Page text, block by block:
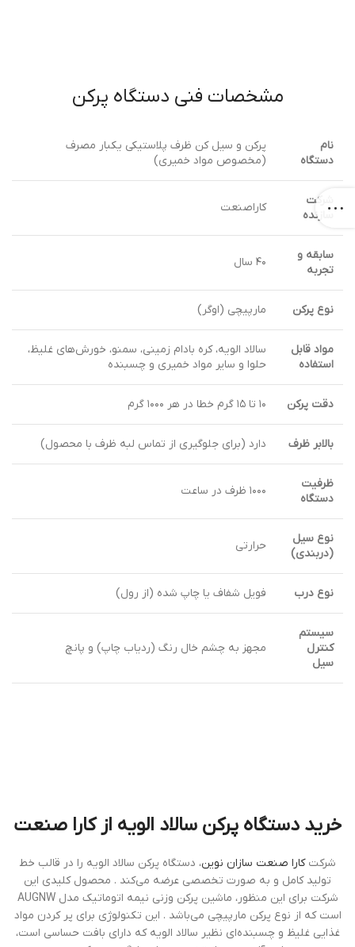
مشخصات فنی دستگاه پرکن
نام
دستگاه
پرکن و سیل کن ظرف پلاستیکی یکبار مصرف
(مخصوص مواد خمیری)
شرکت
سازنده
کاراصنعت
سابقه و
تجربه
۴۰ سال
نوع پرکن مارپیچی (اوگر)
مواد قابل
استفاده
سالاد الویه، کره بادام زمینی، سمنو، خورش‌های غلیظ،
حلوا و سایر مواد خمیری و چسبنده
دقت پرکن ۱۰ تا ۱۵ گرم خطا در هر ۱۰۰۰ گرم
بالابر ظرف دارد (برای جلوگیری از تماس لبه ظرف با محصول)
ظرفیت
دستگاه
۱۰۰۰ ظرف در ساعت
نوع سیل
(دربندی)
حرارتی
نوع درب فویل شفاف یا چاپ شده (از رول)
سیستم
کنترل
سیل
مجهز به چشم خال رنگ (ردیاب چاپ) و پانچ
خرید دستگاه پرکن سالاد الویه از کارا صنعت
شرکتکارا صنعت سازان نوین، دستگاه پرکن سالاد الویه را در قالب خط
تولید کامل و به صورت تخصصی عرضه می‌کند . محصول کلیدی این
شرکت برای این منظور، ماشین پرکن وزنی نیمه اتوماتیک مدل AUGNW
است که از نوع پرکن مارپیچی می‌باشد . این تکنولوژی برای پر کردن مواد
غذایی غلیظ و چسبنده‌ای نظیر سالاد الویه که دارای بافت حساسی است،